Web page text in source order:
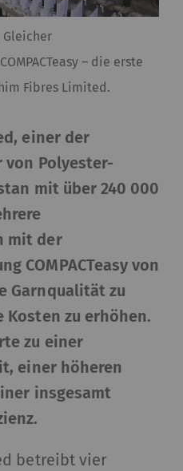
– die erste
Fibres Limited.
einer der
Polyester-
mit über 240 000
mit der
COMPACTeasy von
Garnqualität zu
Kosten zu erhöhen.
zu einer
einer höheren
insgesamt
betreibt vier